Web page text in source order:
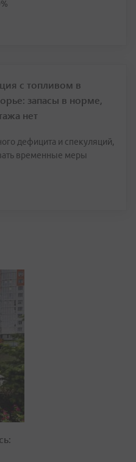
с топливом в
запасы в норме,
нет
дефицита и спекуляций,
временные меры